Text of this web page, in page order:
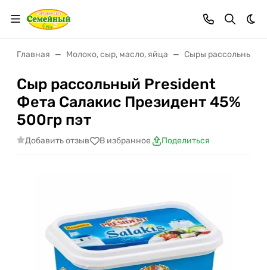
Главная Молоко, сыр, масло, яйца Сыры рассольные
Сыр рассольный President
Фета Салакис Президент 45%
500гр пэт
Добавить отзыв В избранное Поделиться